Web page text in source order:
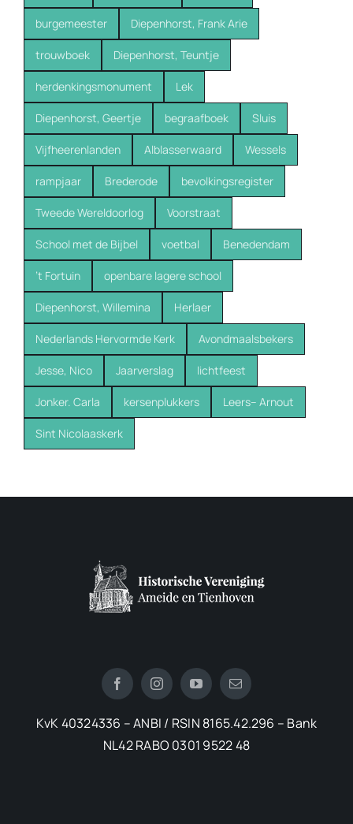
burgemeester Diepenhorst, Frank Arie
trouwboek Diepenhorst, Teuntje
herdenkingsmonument Lek
Diepenhorst, Geertje begraafboek Sluis
Vijfheerenlanden Alblasserwaard Wessels
rampjaar Brederode bevolkingsregister
Tweede Wereldoorlog Voorstraat
School met de Bijbel voetbal Benedendam
’t Fortuin openbare lagere school
Diepenhorst, Willemina Herlaer
Nederlands Hervormde Kerk Avondmaalsbekers
Jesse, Nico Jaarverslag lichtfeest
Jonker. Carla kersenplukkers Leers-- Arnout
Sint Nicolaaskerk
KvK 40324336 – ANBI / RSIN 8165.42.296 – Bank
NL42 RABO 0301 9522 48